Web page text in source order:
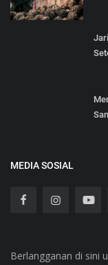
MEDIA SOSIAL
Berlangganan di sini